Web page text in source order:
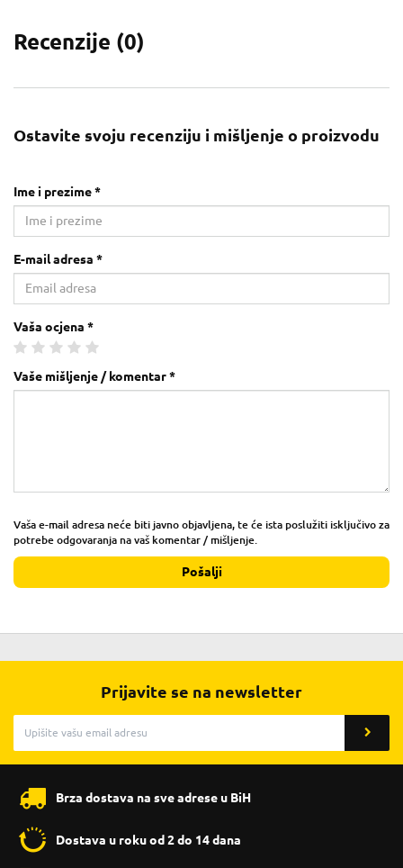
Recenzije (0)
Ostavite svoju recenziju i mišljenje o proizvodu
Ime i prezime *
E-mail adresa *
Vaša ocjena *
Vaše mišljenje / komentar *
Vaša e-mail adresa neće biti javno objavljena, te će ista poslužiti isključivo za
potrebe odgovaranja na vaš komentar / mišljenje.
Pošalji
Prijavite se na newsletter
Brza dostava na sve adrese u BiH
Dostava u roku od 2 do 14 dana